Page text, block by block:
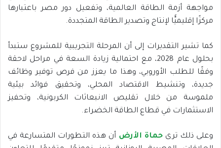
مواجهة أزمة الطاقة العالمية، وتفعيل دور مصر باعتبارها
مركزًا إقليميًّا لإنتاج وتصدير الطاقة المتجددة.
كما تشير التقديرات إلى أن المرحلة التجريبية للمشروع ستبدأ
بحلول عام 2028، مع احتمالية زيادة السعة في مراحل لاحقة
وفقًا للطلب الأوروبي، وهذا ما يعزز من فرص توفير وظائف
جديدة، وتنشيط الاقتصاد المحلي، وتحقيق فوائد بيئية
ملموسة من خلال تقليص الانبعاثات الكربونية، وتحفيز
الاستثمارات في قطاع الطاقة الخضراء.
وعلى ذلك ترىحماة الأرض أن هذه التطورات المتسارعة في